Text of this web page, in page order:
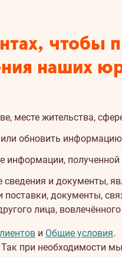
чтобы
наших
месте жительства,
обновить информацию
полученной
и документы,
документы,
лица,
и Общие условия.
Так при необходимости